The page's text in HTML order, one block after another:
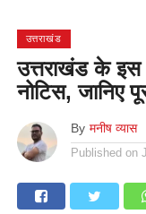
उत्तराखंड
उत्तराखंड के इस
नोटिस, जानिए
By मनीष व्यास
Published on